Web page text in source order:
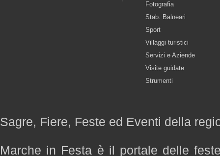
Fotografia
Stab. Balneari
Sport
Villaggi turistici
Servizi e Aziende
Visite guidate
Strumenti
Sagre, Fiere, Feste ed Eventi della
Marche in Festa è il portale delle